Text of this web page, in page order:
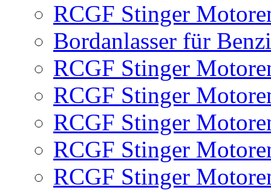
RCGF Stinger
Bordanlasser für
RCGF Stinger
RCGF Stinger
RCGF Stinger
RCGF Stinger
RCGF Stinger